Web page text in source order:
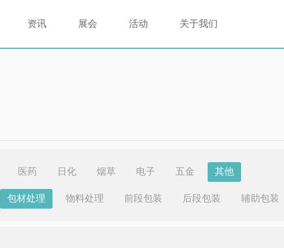
资讯 展会 活动 关于我们
医药 日化 烟草 电子 五金 其他
包材处理 物料处理 前段包装 后段包装 辅助包装